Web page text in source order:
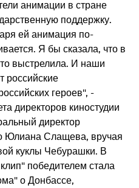
анимации в стране
поддержку.
ей анимация по-
Я бы сказала, что в
выстрелила. И наши
российские
героев", -
директоров киностудии
директор
Юлиана Слащева, вручая
куклы Чебурашки. В
победителем стала
о Донбассе,